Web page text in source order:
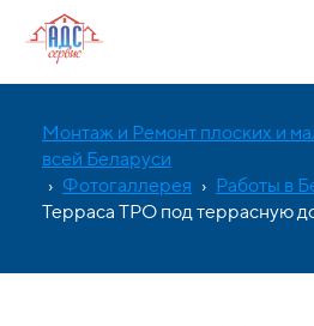
Монтаж и Ремонт плоских и
всей Беларуси
› Фотогаллерея › Работы в
Терраса ТРО под террасную